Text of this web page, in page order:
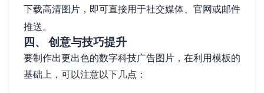
下载高清图片，即可直接用于社交媒体、官网或邮件
推送。
四、 创意与技巧提升
要制作出更出色的数字科技广告图片，在利用模板的
基础上，可以注意以下几点：